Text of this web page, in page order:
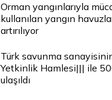
Orman yangınlarıyla
kullanılan yangın
artırılıyor
Türk savunma
Yetkinlik Hamlesi||| ile
ulaşıldı